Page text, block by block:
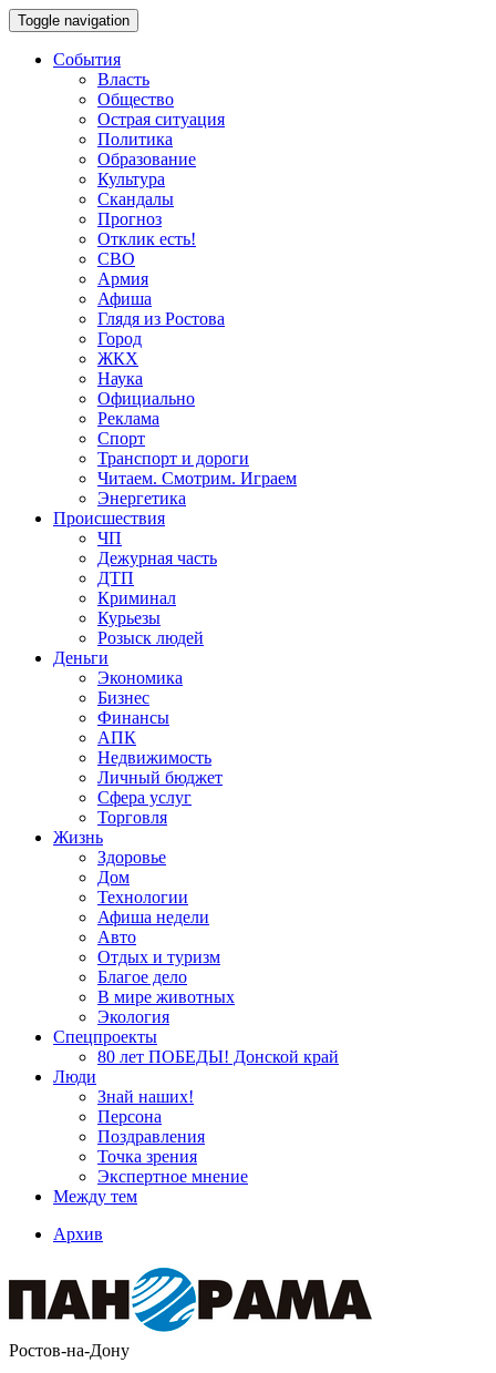
Toggle navigation
События
Власть
Общество
Острая ситуация
Политика
Образование
Культура
Скандалы
Прогноз
Отклик есть!
СВО
Армия
Афиша
Глядя из Ростова
Город
ЖКХ
Наука
Официально
Реклама
Спорт
Транспорт и дороги
Читаем. Смотрим. Играем
Энергетика
Происшествия
ЧП
Дежурная часть
ДТП
Криминал
Курьезы
Розыск людей
Деньги
Экономика
Бизнес
Финансы
АПК
Недвижимость
Личный бюджет
Сфера услуг
Торговля
Жизнь
Здоровье
Дом
Технологии
Афиша недели
Авто
Отдых и туризм
Благое дело
В мире животных
Экология
Спецпроекты
80 лет ПОБЕДЫ! Донской край
Люди
Знай наших!
Персона
Поздравления
Точка зрения
Экспертное мнение
Между тем
Архив
Ростов-на-Дону